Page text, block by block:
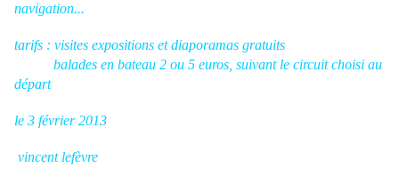
navigation...
tarifs : visites expositions et diaporamas gratuits
balades en bateau 2 ou 5 euros, suivant le circuit choisi au
départ
le 3 février 2013
vincent lefèvre